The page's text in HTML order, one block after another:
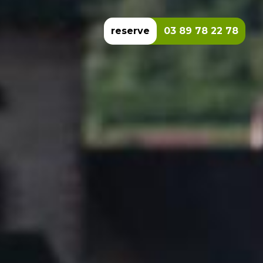
reserve 03 89 78 22 78